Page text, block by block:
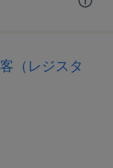
（レジスタ